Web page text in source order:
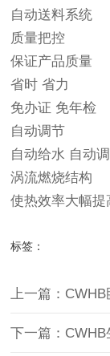
自动送料系统
质量把控
保证产品质量
省时 省力
免办证 免年检
自动调节
自动给水 自动
涡流燃烧结构
使热效率大幅提
标签：
上一篇：
下一篇：